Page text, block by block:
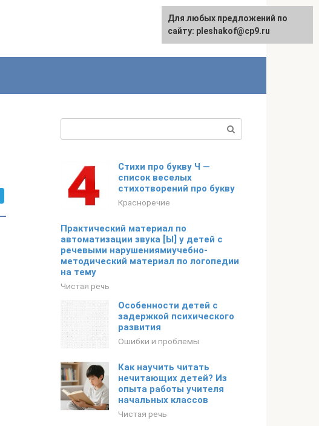
Стихи про букву Ч —
список веселых
стихотворений про букву
Красноречие
Практический материал по
автоматизации звука [Ы] у детей с
речевыми нарушениямиучебно-
методический материал по логопедии
на тему
Чистая речь
Особенности детей с
задержкой психического
развития
Ошибки и проблемы
Как научить читать
нечитающих детей? Из
опыта работы учителя
начальных классов
Чистая речь
Для любых предложений по
сайту: pleshakof@cp9.ru